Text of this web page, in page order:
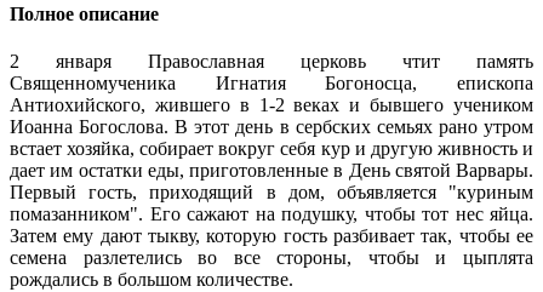
Полное описание
2 января Православная церковь чтит память
Священномученика Игнатия Богоносца, епископа
Антиохийского, жившего в 1-2 веках и бывшего учеником
Иоанна Богослова. В этот день в сербских семьях рано утром
встает хозяйка, собирает вокруг себя кур и другую живность и
дает им остатки еды, приготовленные в День святой Варвары.
Первый гость, приходящий в дом, объявляется "куриным
помазанником". Его сажают на подушку, чтобы тот нес яйца.
Затем ему дают тыкву, которую гость разбивает так, чтобы ее
семена разлетелись во все стороны, чтобы и цыплята
рождались в большом количестве.